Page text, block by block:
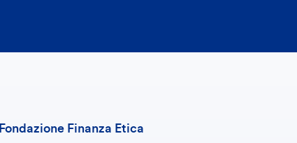
Fondazione Finanza Etica